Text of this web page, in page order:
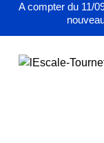
A compter du 11/